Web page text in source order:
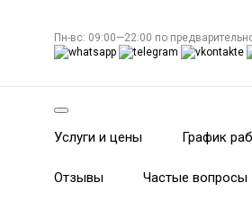
Пн-вс: 09:00—22:00 по
Услуги и цены График
Отзывы Частые вопросы